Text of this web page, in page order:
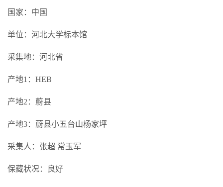
国家：中国
单位：河北大学标本馆
采集地：河北省
产地1：HEB
产地2：蔚县
产地3：蔚县小五台山杨家坪
采集人：张超 常玉军
保藏状况：良好